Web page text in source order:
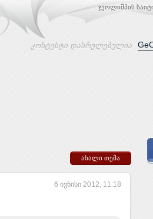
ჯეოლიმპის
კონტესტი დასრულებულია
ახალი თემა
6 ივნისი 2012, 11:18